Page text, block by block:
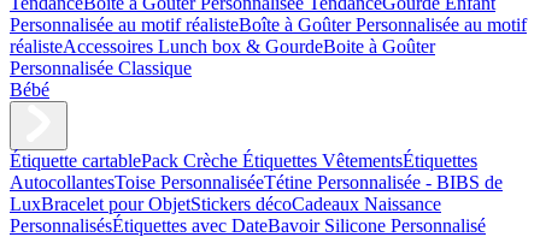
Personnalisée au motif réalisteBoîte à Goûter Personnalisée au motif
réalisteAccessoires Lunch box & GourdeBoite à Goûter
Personnalisée Classique
Bébé
Étiquette cartablePack Crèche Étiquettes VêtementsÉtiquettes
AutocollantesToise PersonnaliséeTétine Personnalisée - BIBS de
LuxBracelet pour ObjetStickers décoCadeaux Naissance
PersonnalisésÉtiquettes avec DateBavoir Silicone Personnalisé